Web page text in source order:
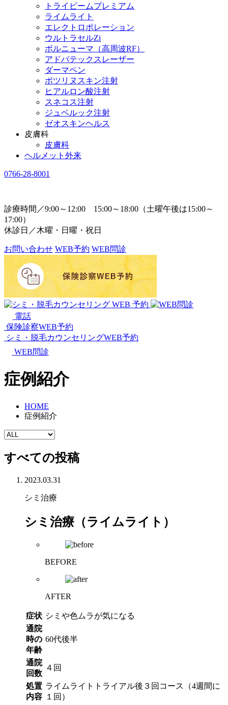
トライビームプレミアム
ライムライト
エレクトロポレーション
ウルトラセルZi
ボルニューマ（高周波RF）
アドバテックスレーザー
ダーマペン
ボツリヌスキン注射
ヒアルロン酸注射
スネコス注射
ジュベルック注射
ゼオスキンヘルス
皮膚科
皮膚科
ヘルメット外来
0766-28-8001
診療時間／9:00～12:00 15:00～18:00（土曜午後は15:00～
17:00）
休診日／木曜・日曜・祝日
お問い合わせ WEB予約 WEB問診
電話
保険診察WEB予約
シミ・脱毛カウンセリングWEB予約
WEB問診
症例紹介
HOME
症例紹介
すべての投稿
2023.03.31
シミ治療
シミ治療（ライムライト）
BEFORE
AFTER
症状 シミや色ムラが気になる
通院
時の
年齢
60代後半
通院
回数
４回
処置
内容
ライムライトトライアル後３回コース（4週間に
１回）